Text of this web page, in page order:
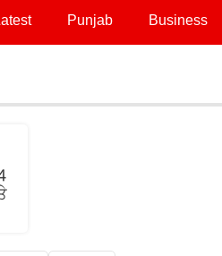
Punjab Business